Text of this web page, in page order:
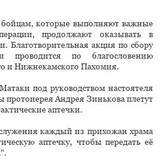
которые выполняют важные
продолжают оказывать в
Благотворительная акция по сбору
проводится по благословению
и Нижнекамского Пахомия.
под руководством настоятеля
протоиерея Андрея Зинькова плетут
аптечки.
каждый из прихожан храма
аптечку, чтобы передать её